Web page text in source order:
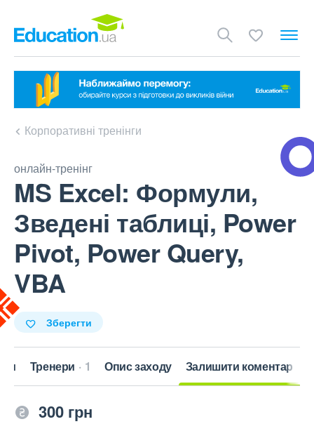
Корпоративні тренінги
онлайн-тренінг
MS Excel: Формули,
Зведені таблиці, Power
Pivot, Power Query,
VBA
Зберегти
Тренери 1 Опис заходу Залишити коментар
300 грн